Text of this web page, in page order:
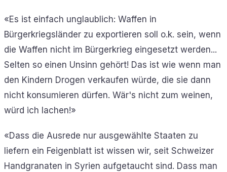
«Es ist einfach unglaublich: Waffen in
Bürgerkriegsländer zu exportieren soll o.k. sein, wenn
die Waffen nicht im Bürgerkrieg eingesetzt werden...
Selten so einen Unsinn gehört! Das ist wie wenn man
den Kindern Drogen verkaufen würde, die sie dann
nicht konsumieren dürfen. Wär's nicht zum weinen,
würd ich lachen!»
«Dass die Ausrede nur ausgewählte Staaten zu
liefern ein Feigenblatt ist wissen wir, seit Schweizer
Handgranaten in Syrien aufgetaucht sind. Dass man